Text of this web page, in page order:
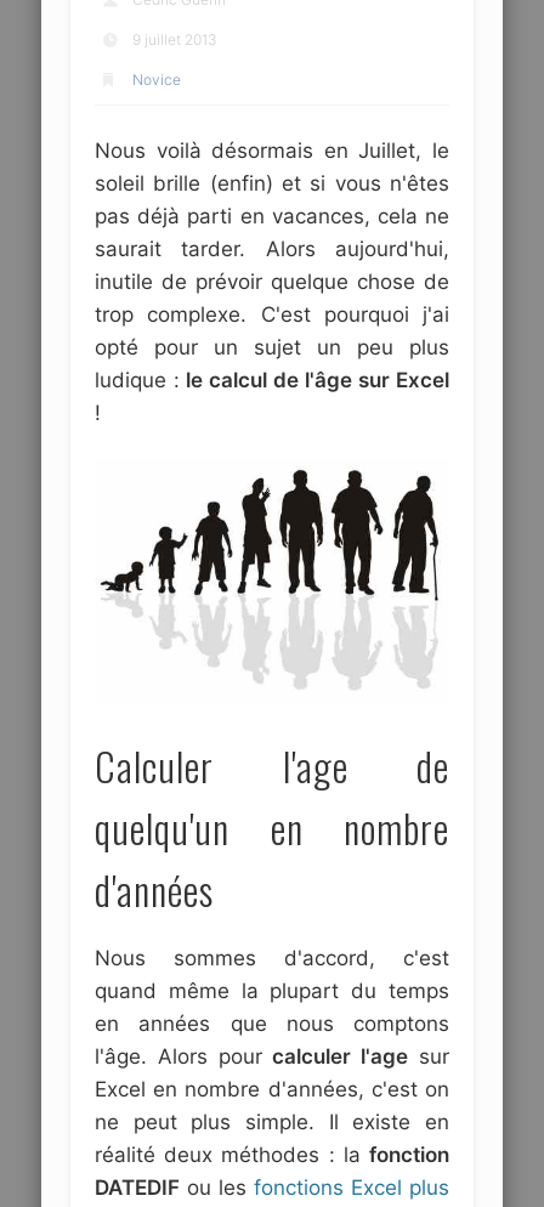
9 juillet 2013
Novice
Nous voilà désormais en Juillet, le
soleil brille (enfin) et si vous n'êtes
pas déjà parti en vacances, cela ne
saurait tarder. Alors aujourd'hui,
inutile de prévoir quelque chose de
trop complexe. C'est pourquoi j'ai
opté pour un sujet un peu plus
ludique : le calcul de l'âge sur Excel
!
Calculer l'age de
quelqu'un en nombre
d'années
Nous sommes d'accord, c'est
quand même la plupart du temps
en années que nous comptons
l'âge. Alors pourcalculer l'age sur
Excel en nombre d'années, c'est on
ne peut plus simple. Il existe en
réalité deux méthodes : la fonction
DATEDIF ou les fonctions Excel plus